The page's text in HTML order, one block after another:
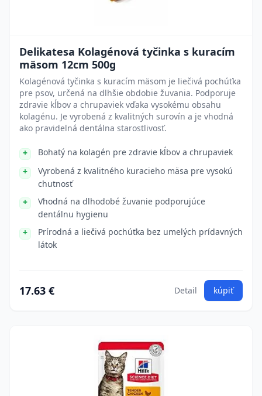
Delikatesa Kolagénová tyčinka s kuracím
mäsom 12cm 500g
Kolagénová tyčinka s kuracím mäsom je liečivá pochúťka
pre psov, určená na dlhšie obdobie žuvania. Podporuje
zdravie kĺbov a chrupaviek vďaka vysokému obsahu
kolagénu. Je vyrobená z kvalitných surovín a je vhodná
ako pravidelná dentálna starostlivosť.
Bohatý na kolagén pre zdravie kĺbov a chrupaviek
Vyrobená z kvalitného kuracieho mäsa pre vysokú
chutnosť
Vhodná na dlhodobé žuvanie podporujúce
dentálnu hygienu
Prírodná a liečivá pochúťka bez umelých prídavných
látok
17.63 € Detail kúpiť